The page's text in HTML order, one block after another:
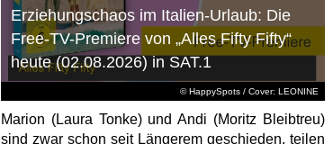
© HappySpots / Cover: LEONINE
Erziehungschaos im Italien-Urlaub: Die
Free-TV-Premiere von „Alles Fifty Fifty“
heute (02.08.2026) in SAT.1
Marion (Laura Tonke) und Andi (Moritz Bleibtreu)
sind zwar schon seit Längerem geschieden, teilen